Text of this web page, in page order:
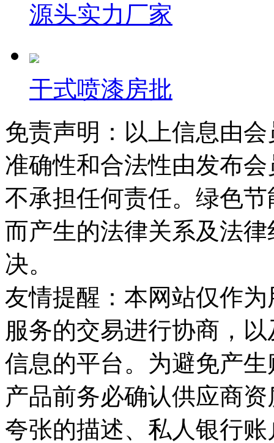
源头实力厂家
干式喷漆房批
免责声明：以上信息由
准确性和合法性由发布
不承担任何责任。绿色
而产生的法律关系及法
决。
友情提醒：本网站仅作
服务的交易进行协商，
信息的平台。为避免产
产品前务必确认供应商
夸张的描述、私人银行